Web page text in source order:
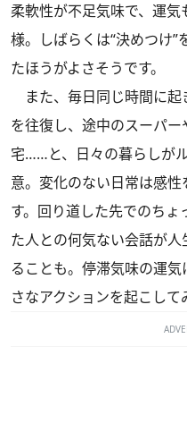
柔軟性が不足気味で、運
様。しばらくは“決めつけ
たほうがよさそうです。
また、毎日同じ時間に起
を往復し、途中のスーパ
宅……と、日々の暮らしが
意。変化のない日常は感
す。回り道した先でのち
た人との何気ない会話が
ることも。停滞気味の運
さなアクションを起こして